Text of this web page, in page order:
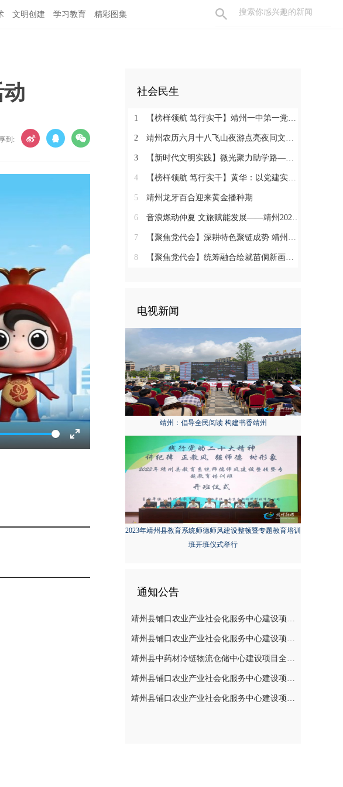
文明创建 学习教育 精彩图集
到:
Enter
社会民生
1 【榜样领航 笃行实干】靖州一中第一党支部：党建领航育桃李 实干争先筑堡垒
2 靖州农历六月十八飞山夜游点亮夜间文旅消费新活力
3 【新时代文明实践】微光聚力助学路——靖州举办“10+1”助学2026高考优秀学子表彰活动
4 【榜样领航 笃行实干】黄华：以党建实干绘就和美乡村画卷
5 靖州龙牙百合迎来黄金播种期
6 音浪燃动仲夏 文旅赋能发展——靖州2026“仲夏飞山・‘唱’享青春”音乐周圆满落幕
7 【聚焦党代会】深耕特色聚链成势 靖州五年砥砺奋进推动产业蝶变升级
8 【聚焦党代会】统筹融合绘就苗侗新画卷 靖州城乡面貌焕然一新
电视新闻
靖州：倡导全民阅读 构建书香靖州
2023年靖州县教育系统师德师风建设整顿暨专题教育培训
班开班仪式举行
通知公告
靖州县铺口农业产业社会化服务中心建设项目全过程造价咨询服务（施工阶段至竣工阶段）成交结果公告
靖州县铺口农业产业社会化服务中心建设项目设备 安装工程（监理服务)成交结果公告
靖州县中药材冷链物流仓储中心建设项目全过程造价咨询服务(施工阶段至竣工阶段)成交结果公告
靖州县铺口农业产业社会化服务中心建设项目设备安装工程（监理服务）采购的公告
靖州县铺口农业产业社会化服务中心建设项目全过程造价咨询服务（施工阶段至竣工阶段）采购的公告